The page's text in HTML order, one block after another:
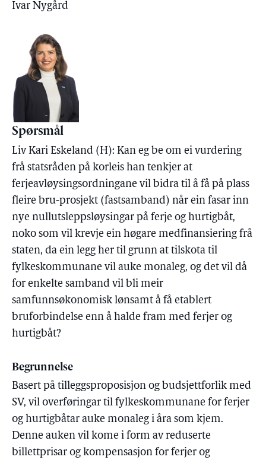
Ivar Nygård
Spørsmål
Liv Kari Eskeland (H): Kan eg be om ei vurdering
frå statsråden på korleis han tenkjer at
ferjeavløysingsordningane vil bidra til å få på plass
fleire bru-prosjekt (fastsamband) når ein fasar inn
nye nullutsleppsløysingar på ferje og hurtigbåt,
noko som vil krevje ein høgare medfinansiering frå
staten, da ein legg her til grunn at tilskota til
fylkeskommunane vil auke monaleg, og det vil då
for enkelte samband vil bli meir
samfunnsøkonomisk lønsamt å få etablert
bruforbindelse enn å halde fram med ferjer og
hurtigbåt?
Begrunnelse
Basert på tilleggsproposisjon og budsjettforlik med
SV, vil overføringar til fylkeskommunane for ferjer
og hurtigbåtar auke monaleg i åra som kjem.
Denne auken vil kome i form av reduserte
billettprisar og kompensasjon for ferjer og